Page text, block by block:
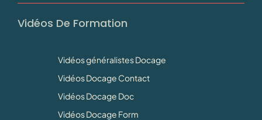
Vidéos De Formation
Vidéos généralistes Docage
Vidéos Docage Contact
Vidéos Docage Doc
Vidéos Docage Form